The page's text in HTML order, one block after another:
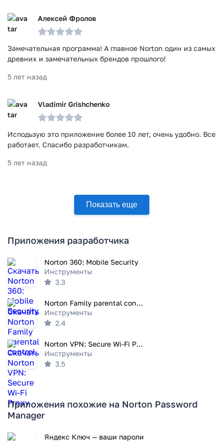
Алексей Фролов
Замечательная программа! А главное Norton один из самых
древних и замечательных брендов прошлого!
5 лет назад
Vladimir Grishchenko
Исподьзую это приложение более 10 лет, очень удобно. Все
работает. Спасибо разработчикам.
5 лет назад
Показать еще
Приложения разработчика
Norton 360: Mobile Security
Инструменты
3.3
Norton Family parental control
Инструменты
2.4
Norton VPN: Secure Wi-Fi Proxy
Инструменты
3.5
Приложения похожие на Norton Password
Manager
Яндекс Ключ — ваши пароли